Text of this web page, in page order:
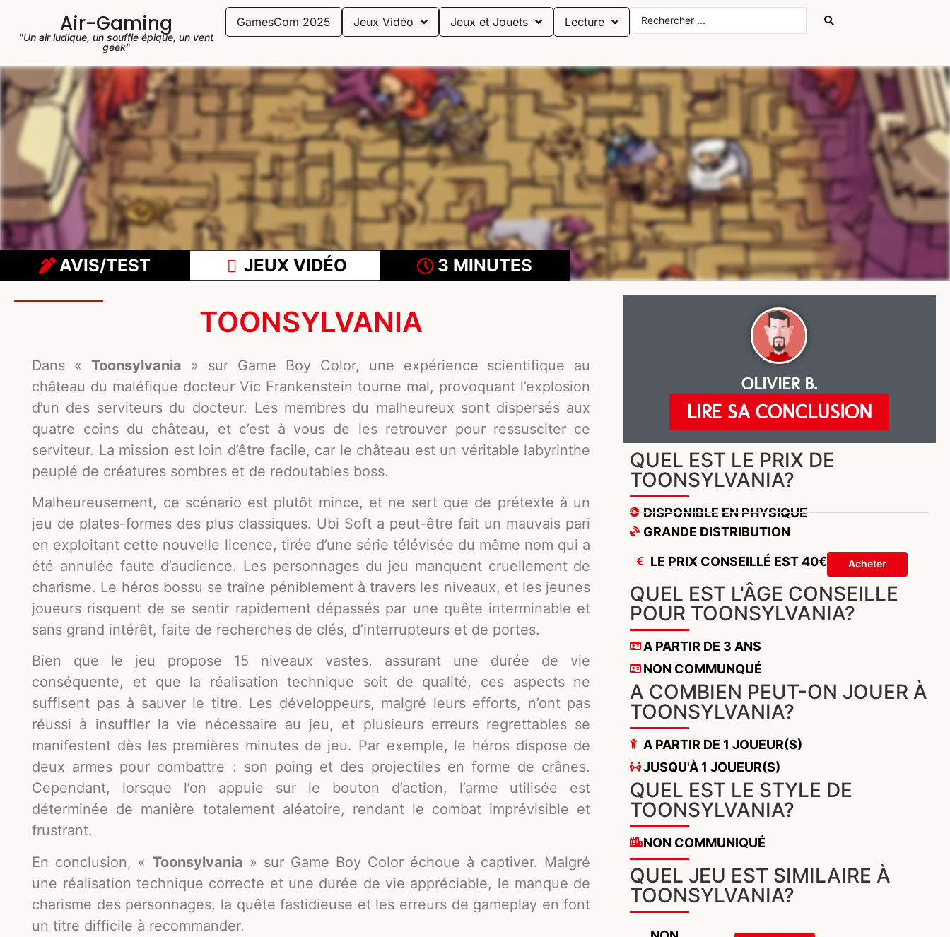
Air-Gaming
"Un air ludique, un souffle épique, un vent
geek"
GamesCom 2025 Jeux Vidéo Jeux et Jouets Lecture
AVIS/TEST JEUX VIDÉO 3 MINUTES
TOONSYLVANIA
Dans «Toonsylvania » sur Game Boy Color, une expérience scientifique au
château du maléfique docteur Vic Frankenstein tourne mal, provoquant l’explosion
d’un des serviteurs du docteur. Les membres du malheureux sont dispersés aux
quatre coins du château, et c’est à vous de les retrouver pour ressusciter ce
serviteur. La mission est loin d’être facile, car le château est un véritable labyrinthe
peuplé de créatures sombres et de redoutables boss.
Malheureusement, ce scénario est plutôt mince, et ne sert que de prétexte à un
jeu de plates-formes des plus classiques. Ubi Soft a peut-être fait un mauvais pari
en exploitant cette nouvelle licence, tirée d’une série télévisée du même nom qui a
été annulée faute d’audience. Les personnages du jeu manquent cruellement de
charisme. Le héros bossu se traîne péniblement à travers les niveaux, et les jeunes
joueurs risquent de se sentir rapidement dépassés par une quête interminable et
sans grand intérêt, faite de recherches de clés, d’interrupteurs et de portes.
Bien que le jeu propose 15 niveaux vastes, assurant une durée de vie
conséquente, et que la réalisation technique soit de qualité, ces aspects ne
suffisent pas à sauver le titre. Les développeurs, malgré leurs efforts, n’ont pas
réussi à insuffler la vie nécessaire au jeu, et plusieurs erreurs regrettables se
manifestent dès les premières minutes de jeu. Par exemple, le héros dispose de
deux armes pour combattre : son poing et des projectiles en forme de crânes.
Cependant, lorsque l’on appuie sur le bouton d’action, l’arme utilisée est
déterminée de manière totalement aléatoire, rendant le combat imprévisible et
frustrant.
En conclusion, « Toonsylvania » sur Game Boy Color échoue à captiver. Malgré
une réalisation technique correcte et une durée de vie appréciable, le manque de
charisme des personnages, la quête fastidieuse et les erreurs de gameplay en font
un titre difficile à recommander.
OLIVIER B.
LIRE SA CONCLUSION
QUEL EST LE PRIX DE
TOONSYLVANIA?
DISPONIBLE EN PHYSIQUE
GRANDE DISTRIBUTION
LE PRIX CONSEILLÉ EST 40€
Acheter
QUEL EST L'ÂGE CONSEILLE
POUR TOONSYLVANIA?
A PARTIR DE 3 ANS
NON COMMUNQUÉ
A COMBIEN PEUT-ON JOUER À
TOONSYLVANIA?
A PARTIR DE 1 JOUEUR(S)
JUSQU'À 1 JOUEUR(S)
QUEL EST LE STYLE DE
TOONSYLVANIA?
NON COMMUNIQUÉ
QUEL JEU EST SIMILAIRE À
TOONSYLVANIA?